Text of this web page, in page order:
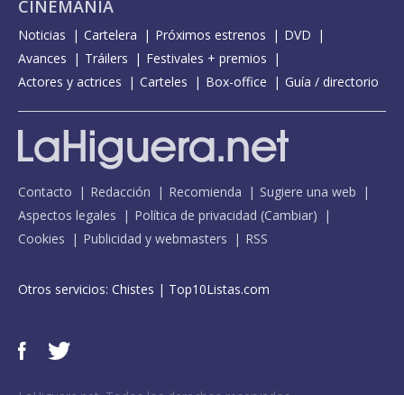
CINEMANÍA
Noticias Cartelera Próximos estrenos
DVD
Avances
Tráilers
Festivales + premios
Actores y actrices
Carteles Box-office Guía / directorio
Contacto Redacción Recomienda
Sugiere una web
Aspectos legales
Política de privacidad (Cambiar)
Cookies
Publicidad y webmasters RSS
Otros servicios: Chistes | Top10Listas.com